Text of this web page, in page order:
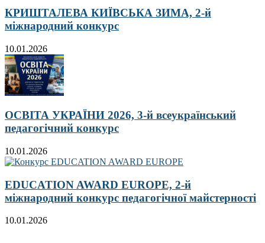
КРИШТАЛЕВА КИЇВСЬКА ЗИМА, 2-й
міжнародний конкурс
10.01.2026
ОСВІТА УКРАЇНИ 2026, 3-й всеукраїнський
педагогічний конкурс
10.01.2026
EDUCATION AWARD EUROPE, 2-й
міжнародний конкурс педагогічної майстерності
10.01.2026